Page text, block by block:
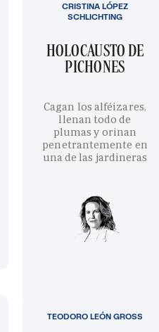
HOLOCAUSTO DE
PICHONES
Cagan los alféizares,
llenan todo de
plumas y orinan
penetrantemente en
una de las jardineras
CRISTINA LÓPEZ
SCHLICHTING
TEODORO LEÓN GROSS